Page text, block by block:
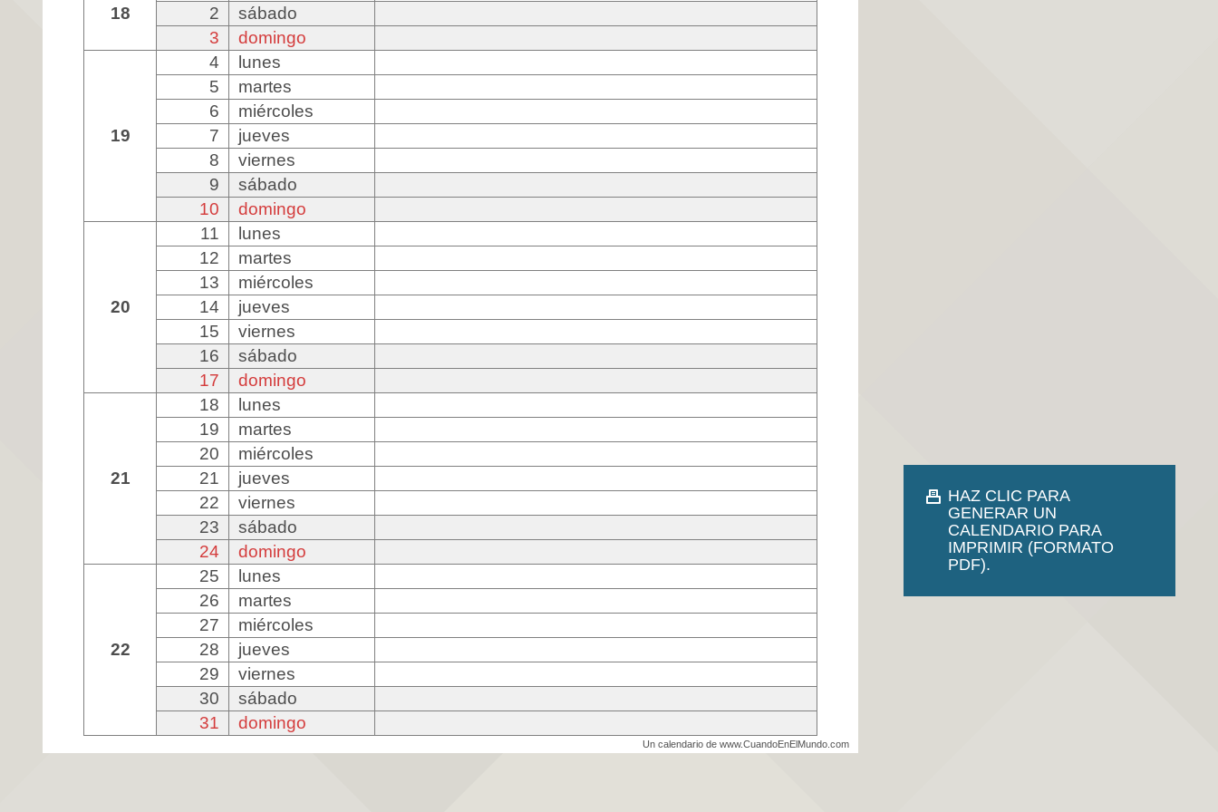
18
2
sábado
3
domingo
19
4
lunes
5
martes
6
miércoles
7
jueves
8
viernes
9
sábado
10
domingo
20
11
lunes
12
martes
13
miércoles
14
jueves
15
viernes
16
sábado
17
domingo
21
18
lunes
19
martes
20
miércoles
21
jueves
22
viernes
23
sábado
24
domingo
22
25
lunes
26
martes
27
miércoles
28
jueves
29
viernes
30
sábado
31
domingo
Un calendario de www.CuandoEnElMundo.com
HAZ CLIC PARA
GENERAR UN
CALENDARIO PARA
IMPRIMIR (FORMATO
PDF).